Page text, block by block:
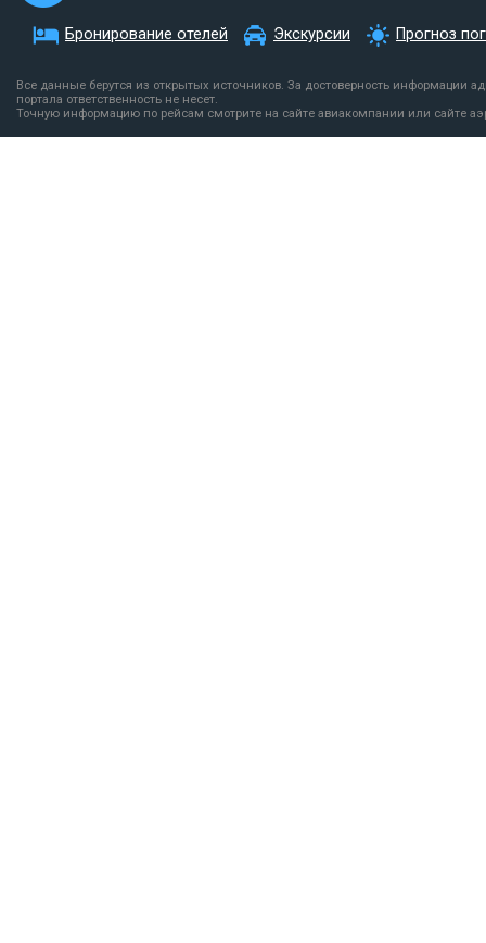
Бронирование отелей Экскурсии Прогноз
Все данные берутся из открытых источников. За достоверность информации
портала ответственность не несет.
Точную информацию по рейсам смотрите на сайте авиакомпании или сайте